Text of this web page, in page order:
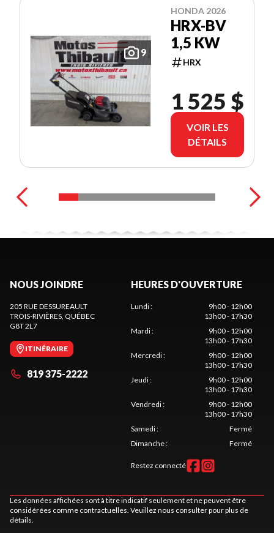
9
HONDA 2026
HRX-BV
1,5 KW
HRX
1 525 $
VOIR LES
DÉTAILS
NOUS JOINDRE
205 RUE DESSUREAULT
TROIS-RIVIÈRES , QUÉBEC
G8T 2L7
ITINÉRAIRE
819 375-2222
HEURES D'OUVERTURE
Lundi:
9h00 - 12h00
13h00 - 17h30
Mardi:
9h00 - 12h00
13h00 - 17h30
Mercredi:
9h00 - 12h00
13h00 - 17h30
Jeudi:
9h00 - 12h00
13h00 - 17h30
Vendredi:
9h00 - 12h00
13h00 - 17h30
Samedi:
Fermé
Dimanche: Fermé
Restez connecté
Les données affichées sont à titre indicatif seulement et ne peuvent être
considérées comme contractuelles. Veuillez nous consulter pour plus de
détails.